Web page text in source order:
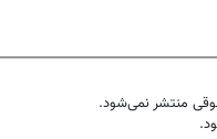
منتشر نمی‌شود.